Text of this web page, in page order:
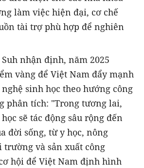
làm việc hiện đại, cơ chế
tài trợ phù hợp để nghiên
Suh nhận định, năm 2025
vàng để Việt Nam đẩy mạnh
sinh học theo hướng công
phân tích: "Trong tương lai,
sẽ tác động sâu rộng đến
đời sống, từ y học, nông
và sản xuất công
hội để Việt Nam định hình